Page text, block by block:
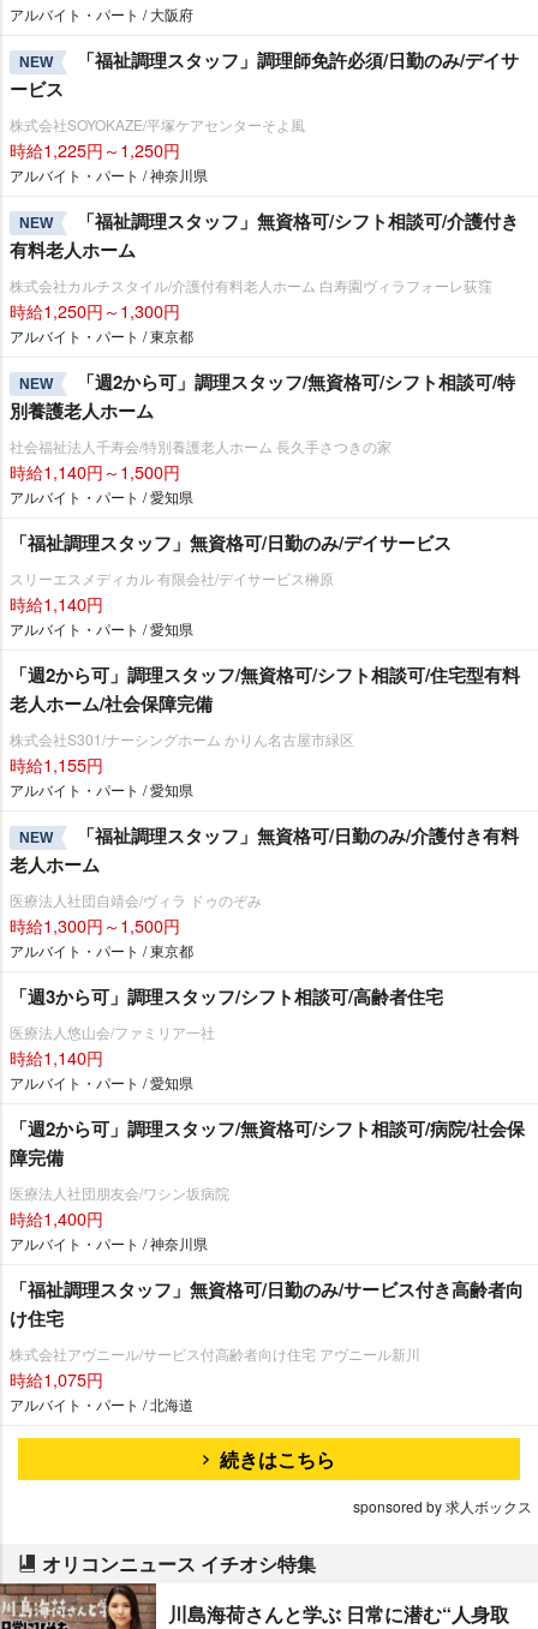
アルバイト・パート / 大阪府
NEW
「福祉調理スタッフ」調理師免許必須/日勤のみ/デイサ
ービス
株式会社SOYOKAZE/平塚ケアセンターそよ風
時給1,225円～1,250円
アルバイト・パート / 神奈川県
NEW
「福祉調理スタッフ」無資格可/シフト相談可/介護付き
有料老人ホーム
株式会社カルチスタイル/介護付有料老人ホーム 白寿園ヴィラフォーレ荻窪
時給1,250円～1,300円
アルバイト・パート / 東京都
NEW
「週2から可」調理スタッフ/無資格可/シフト相談可/特
別養護老人ホーム
社会福祉法人千寿会/特別養護老人ホーム 長久手さつきの家
時給1,140円～1,500円
アルバイト・パート / 愛知県
「福祉調理スタッフ」無資格可/日勤のみ/デイサービス
スリーエスメディカル 有限会社/デイサービス榊原
時給1,140円
アルバイト・パート / 愛知県
「週2から可」調理スタッフ/無資格可/シフト相談可/住宅型有料
老人ホーム/社会保障完備
株式会社S301/ナーシングホーム かりん名古屋市緑区
時給1,155円
アルバイト・パート / 愛知県
NEW
「福祉調理スタッフ」無資格可/日勤のみ/介護付き有料
老人ホーム
医療法人社団自靖会/ヴィラ ドゥのぞみ
時給1,300円～1,500円
アルバイト・パート / 東京都
「週3から可」調理スタッフ/シフト相談可/高齢者住宅
医療法人悠山会/ファミリア一社
時給1,140円
アルバイト・パート / 愛知県
「週2から可」調理スタッフ/無資格可/シフト相談可/病院/社会保
障完備
医療法人社団朋友会/ワシン坂病院
時給1,400円
アルバイト・パート / 神奈川県
「福祉調理スタッフ」無資格可/日勤のみ/サービス付き高齢者向
け住宅
株式会社アヴニール/サービス付高齢者向け住宅 アヴニール新川
時給1,075円
アルバイト・パート / 北海道
続きはこちら
sponsored by 求人ボックス
オリコンニュース イチオシ特集
川島海荷さんと学ぶ 日常に潜む“人身取